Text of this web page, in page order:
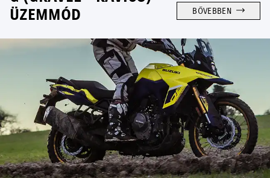
ÜZEMMÓD
BŐVEBBEN